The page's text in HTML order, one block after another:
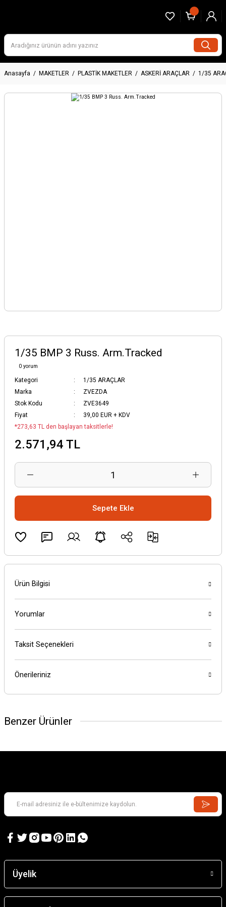
Anasayfa MAKETLER PLASTİK MAKETLER ASKERİ ARAÇLAR 1/35
1/35 BMP 3 Russ. Arm.Tracked
0 yorum
Kategori
1/35 ARAÇLAR
Marka
ZVEZDA
Stok Kodu
ZVE3649
Fiyat
39,00 EUR + KDV
*273,63 TL den başlayan taksitlerle!
2.571,94 TL
Sepete Ekle
Ürün Bilgisi
Yorumlar
Taksit Seçenekleri
Önerileriniz
Benzer Ürünler
Üyelik